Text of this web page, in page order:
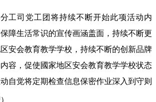
工司党工团将持续不断开始此项活动内
障生活常识的宣传画涵盖面，持续不断更
安会教育教学学校，持续不断的创新品牌
容，促使國家地区安会教育教学学校状态
自觉将定期检查信息保密作业深入到守则